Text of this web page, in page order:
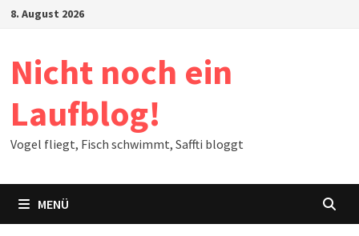
Zum8. August 2026
Nicht noch ein
Laufblog!
Vogel fliegt, Fisch schwimmt, Saffti bloggt
MENÜ